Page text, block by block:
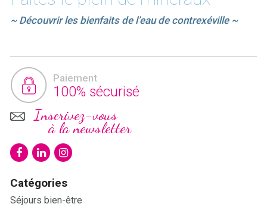
~ Découvrir les bienfaits de l’eau de contrexéville ~
Paiement
100% sécurisé
Inscrivez-vous
à la newsletter
Catégories
Séjours bien-être